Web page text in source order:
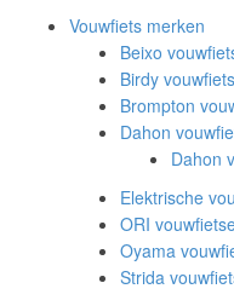
Vouwfiets merken
Beixo
Birdy
Brompton
Dahon
Dahon
Elektrische
ORI
Oyama
Strida